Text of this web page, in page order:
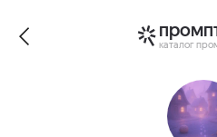
каталог